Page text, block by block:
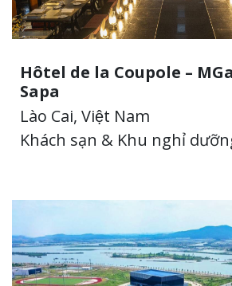
Hôtel de la Coupole –
Sapa
Lào Cai, Việt Nam
Khách sạn & Khu nghỉ